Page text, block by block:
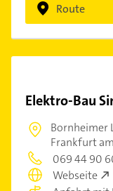
Route
Elektro-Bau
Bornheimer
Frankfurt
069 44 90
Webseite